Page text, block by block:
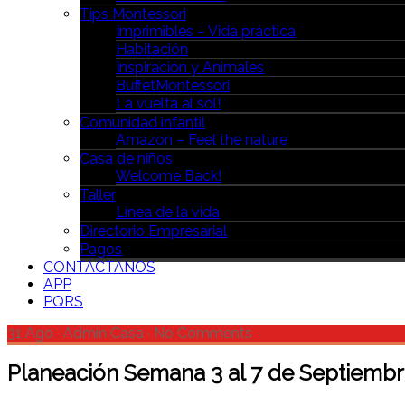
Tips Montessori
Imprimibles – Vida práctica
Habitación
Inspiración y Animales
BuffetMontessori
La vuelta al sol!
Comunidad infantil
Amazon – Feel the nature
Casa de niños
Welcome Back!
Taller
Línea de la vida
Directorio Empresarial
Pagos
CONTÁCTANOS
APP
PQRS
31 Ago · Admin Casa · No Comments
Planeación Semana 3 al 7 de